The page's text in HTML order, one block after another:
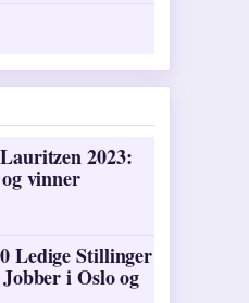
2023:
vinner
Ledige Stillinger
i Oslo og